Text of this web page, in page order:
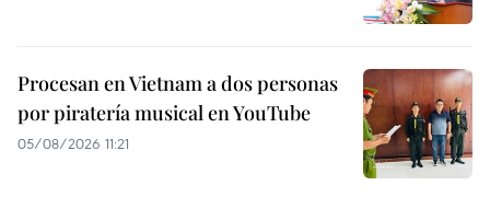
Procesan en Vietnam a dos personas
por piratería musical en YouTube
05/08/2026 11:21